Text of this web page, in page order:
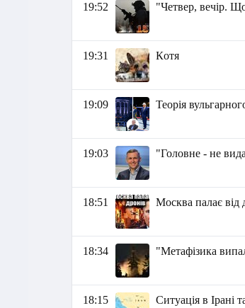
19:52 "Четвер, вечір.
19:31 Кoтя
19:09 Теорія
19:03 "Головне - не
18:51 Москва палає від
18:34 "Метафізика
18:15 Ситуація в Ірані